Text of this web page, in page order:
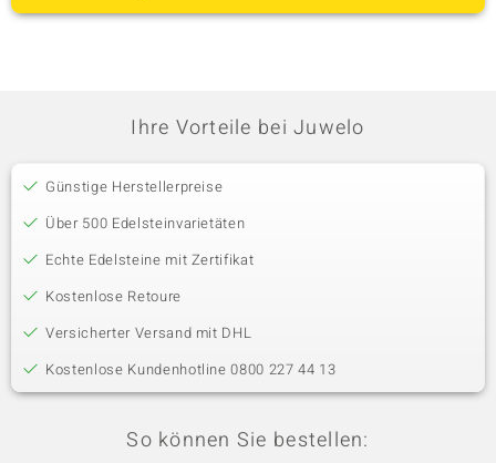
Ihre Vorteile bei Juwelo
Günstige Herstellerpreise
Über 500 Edelsteinvarietäten
Echte Edelsteine mit Zertifikat
Kostenlose Retoure
Versicherter Versand mit DHL
Kostenlose Kundenhotline 0800 227 44 13
So können Sie bestellen: